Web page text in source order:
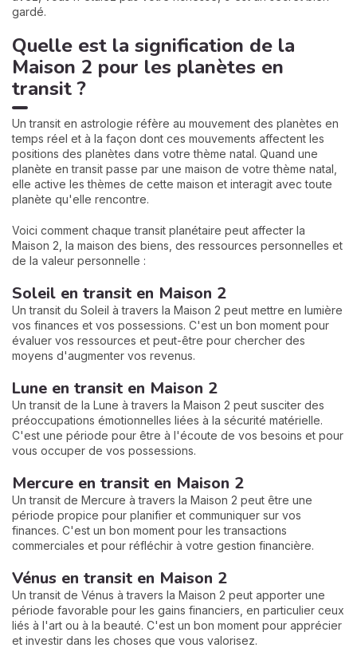
gardé.
Quelle est la signification de la
Maison 2 pour les planètes en
transit ?
Un transit en astrologie réfère au mouvement des planètes en
temps réel et à la façon dont ces mouvements affectent les
positions des planètes dans votre thème natal. Quand une
planète en transit passe par une maison de votre thème natal,
elle active les thèmes de cette maison et interagit avec toute
planète qu'elle rencontre.
Voici comment chaque transit planétaire peut affecter la
Maison 2, la maison des biens, des ressources personnelles et
de la valeur personnelle :
Soleil en transit en Maison 2
Un transit du Soleil à travers la Maison 2 peut mettre en lumière
vos finances et vos possessions. C'est un bon moment pour
évaluer vos ressources et peut-être pour chercher des
moyens d'augmenter vos revenus.
Lune en transit en Maison 2
Un transit de la Lune à travers la Maison 2 peut susciter des
préoccupations émotionnelles liées à la sécurité matérielle.
C'est une période pour être à l'écoute de vos besoins et pour
vous occuper de vos possessions.
Mercure en transit en Maison 2
Un transit de Mercure à travers la Maison 2 peut être une
période propice pour planifier et communiquer sur vos
finances. C'est un bon moment pour les transactions
commerciales et pour réfléchir à votre gestion financière.
Vénus en transit en Maison 2
Un transit de Vénus à travers la Maison 2 peut apporter une
période favorable pour les gains financiers, en particulier ceux
liés à l'art ou à la beauté. C'est un bon moment pour apprécier
et investir dans les choses que vous valorisez.